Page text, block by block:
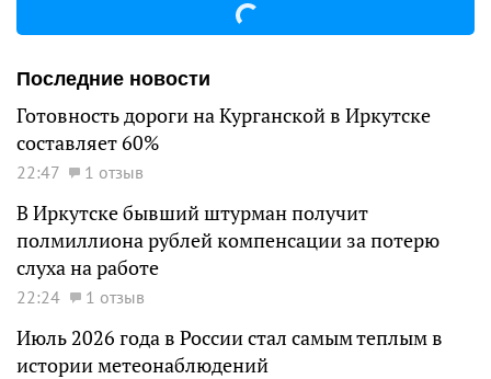
Последние новости
Готовность дороги на Курганской в Иркутске
составляет 60%
22:47 1 отзыв
В Иркутске бывший штурман получит
полмиллиона рублей компенсации за потерю
слуха на работе
22:24 1 отзыв
Июль 2026 года в России стал самым теплым в
истории метеонаблюдений